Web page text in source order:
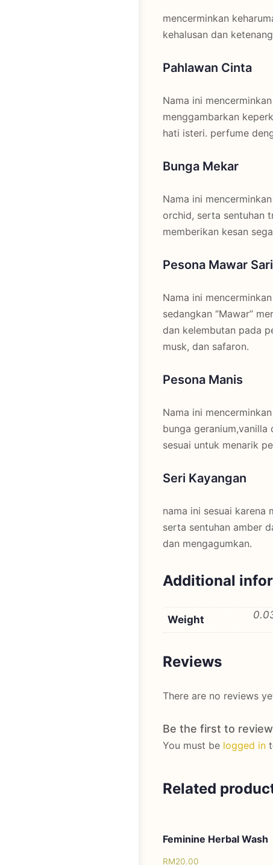
mencerminkan
kehalusan dan
Pahlawan Cinta
Nama ini
menggambarkan
hati isteri. perfume
Bunga Mekar
Nama ini
orchid, serta sentuhan
memberikan kesan
Pesona Mawar Sari
Nama ini
sedangkan “Mawar”
dan kelembutan pada
musk, dan safaron.
Pesona Manis
Nama ini
bunga
sesuai untuk menarik
Seri Kayangan
nama ini sesuai
serta sentuhan amber
dan mengagumkan.
Additional
Weight
Reviews
There are no reviews
Be the first to
You must be logged in
Related
Feminine Herbal Wash
RM20.00